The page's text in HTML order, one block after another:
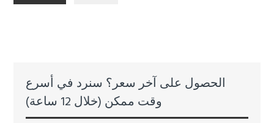
الحصول على آخر سعر؟ سنرد في أسرع
وقت ممكن (خلال 12 ساعة)